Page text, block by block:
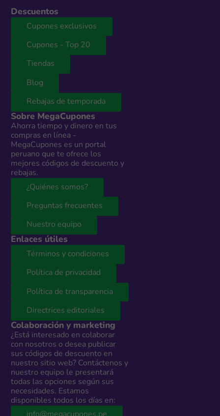
Descuentos
Cupones exclusivos
Cupones - Top 20
Tiendas
Blog
Rebajas de temporada
Sobre MegaCupones
Ahorra tiempo y dinero en tus
compras en línea -
MegaCupones es un portal
peruano que te ofrece los
mejores códigos de descuento y
rebajas.
¿Quiénes somos?
Preguntas frecuentes
Nuestro equipo
Enlaces útiles
Términos y condiciones
Política de privacidad
Política de transparencia
Directrices editoriales
Colaboración y marketing
¿Está interesado en colaborar
con nosotros o desea publicar
sus códigos de descuento en
nuestro sitio web? Contáctenos y
nuestro equipo le presentará
todas las opciones según sus
necesidades. Estamos
disponibles todos los días en: